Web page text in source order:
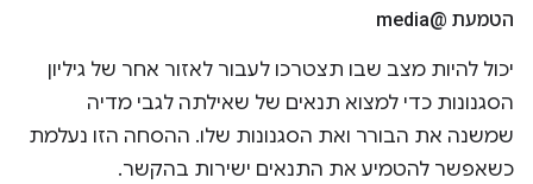
הטמעת @media
יכול להיות מצב שבו תצטרכו לעבור לאזור אחר של גיליון
הסגנונות כדי למצוא תנאים של שאילתה לגבי מדיה
שמשנה את הבורר ואת הסגנונות שלו. ההסחה הזו נעלמת
כשאפשר להטמיע את התנאים ישירות בהקשר.